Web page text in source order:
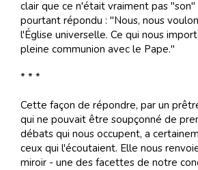
clair que ce n'était vraiment pas
pourtant répondu : "Nous, nous
l'Église universelle. Ce qui nous
pleine communion avec le Pape."
* * *
Cette façon de répondre, par un
qui ne pouvait être soupçonné de
débats qui nous occupent, a
ceux qui l'écoutaient. Elle nous
miroir - une des facettes de notre